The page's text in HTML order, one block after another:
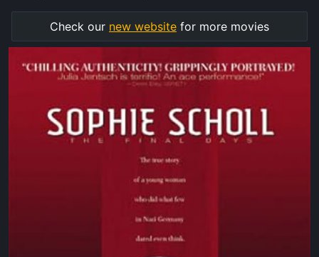
Check our new website for more movies